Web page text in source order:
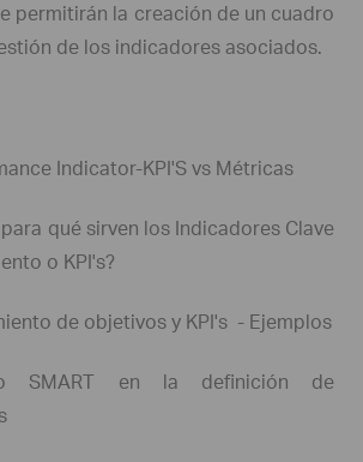
permitirán la creación de un cuadro
de los indicadores asociados.
Indicator-KPI'S vs Métricas
para qué sirven los Indicadores Clave
o KPI's?
de objetivos y KPI's - Ejemplos
SMART en la definición de